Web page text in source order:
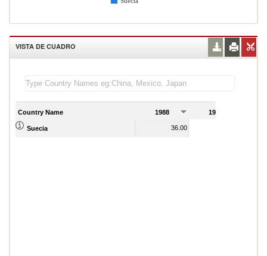
VISTA DE CUADRO
Country Name 1988 1989
Suecia 36.00